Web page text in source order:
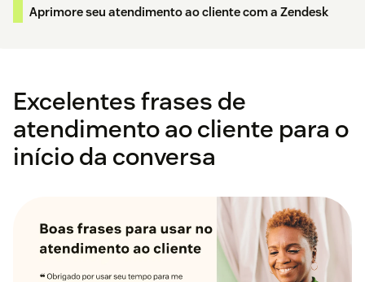
Aprimore seu atendimento ao cliente com a Zendesk
Excelentes frases de
atendimento ao cliente para o
início da conversa